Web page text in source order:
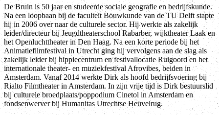
De Bruin is 50 jaar en studeerde sociale geografie en bedrijfskunde.
Na een loopbaan bij de faculteit Bouwkunde van de TU Delft stapte
hij in 2006 over naar de culturele sector. Hij werkte als zakelijk
leider/directeur bij Jeugdtheaterschool Rabarber, wijktheater Laak en
het Openluchttheater in Den Haag. Na een korte periode bij het
Animatiefilmfestival in Utrecht ging hij vervolgens aan de slag als
zakelijk leider bij hippiecentrum en festivallocatie Ruigoord en het
internationale theater- en muziekfestival Afrovibes, beiden in
Amsterdam. Vanaf 2014 werkte Dirk als hoofd bedrijfsvoering bij
Rialto Filmtheater in Amsterdam. In zijn vrije tijd is Dirk bestuurslid
bij culturele broedplaats/poppodium Cinetol in Amsterdam en
fondsenwerver bij Humanitas Utrechtse Heuvelrug.